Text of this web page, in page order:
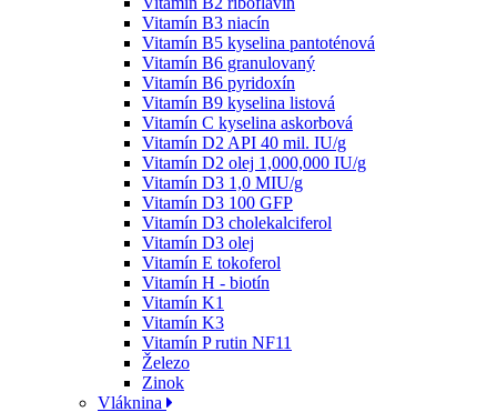
Vitamín B3 niacín
Vitamín B5 kyselina pantoténová
Vitamín B6 granulovaný
Vitamín B6 pyridoxín
Vitamín B9 kyselina listová
Vitamín C kyselina askorbová
Vitamín D2 API 40 mil. IU/g
Vitamín D2 olej 1,000,000 IU/g
Vitamín D3 1,0 MIU/g
Vitamín D3 100 GFP
Vitamín D3 cholekalciferol
Vitamín D3 olej
Vitamín E tokoferol
Vitamín H - biotín
Vitamín K1
Vitamín K3
Vitamín P rutin NF11
Železo
Zinok
Vláknina